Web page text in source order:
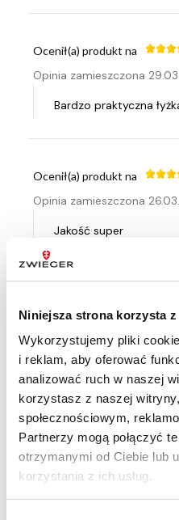
Niniejsza strona korzysta
Wykorzystujemy pliki
i reklam, aby oferować
analizować ruch w naszej
korzystasz z naszej
społecznościowym,
Partnerzy mogą połączyć
otrzymanymi od Ciebie lub
korzystania z ich usług.
Ocenił(a) produkt na
Opinia zamieszczona
Bardzo praktyczna
Ocenił(a) produkt na
Opinia zamieszczona
Jakość super
Opinia zamieszczona
Super
Ocenił(a) produkt na
Opinia zamieszczona
Super jakość- polecam